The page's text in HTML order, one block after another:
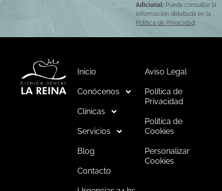
Adicional: Puede consultar la
información detallada en la
Política de Privacidad
Inicio
Conócenos
Clínicas
Servicios
Blog
Contacto
Aviso Legal
Política de
Privacidad
Política de
Cookies
Personalizar
Cookies